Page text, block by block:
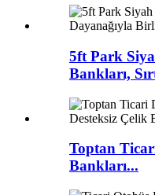
5ft Park
Bankları,
Toptan
Bankları...